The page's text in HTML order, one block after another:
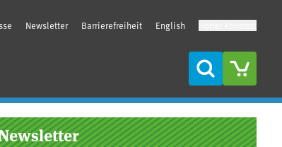
Newsletter Barrierefreiheit English
Suche